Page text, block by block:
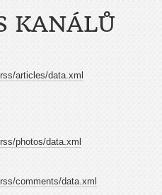
KANÁLŮ
articles/data.xml
photos/data.xml
comments/data.xml